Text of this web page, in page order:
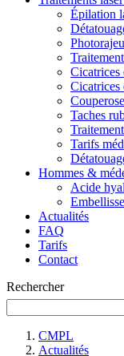
Épilation
Cicatrices
Cicatrices
Taches
Tarifs
Hommes &
Acide
Actualités
FAQ
Tarifs
Contact
Rechercher
CMPL
Actualités